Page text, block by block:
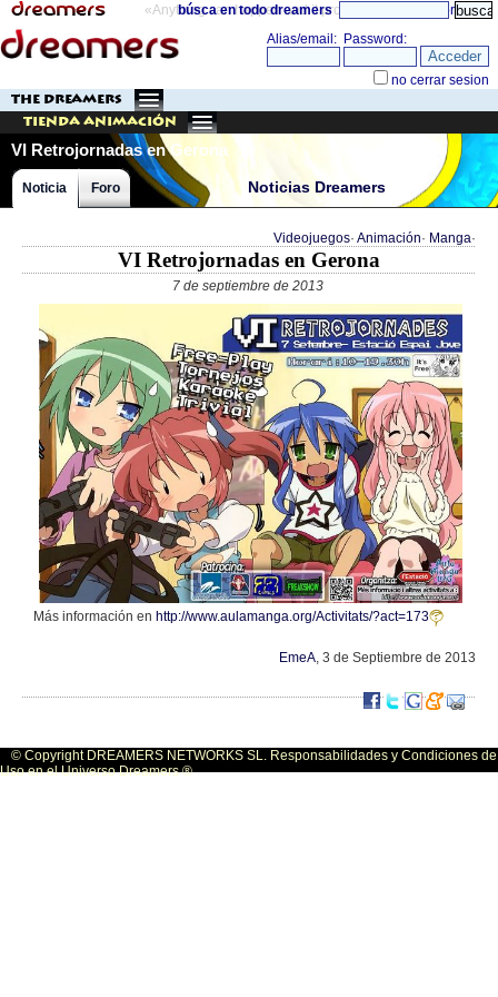
«Anything can happen and it probably will» directorio
búsca en todo dreamers
THE DREAMERS
Tienda Animación
VI Retrojornadas en Gerona
Noticias Dreamers
Noticia Foro
Videojuegos· Animación· Manga·
VI Retrojornadas en Gerona
7 de septiembre de 2013
Más información en http://www.aulamanga.org/Activitats/?act=173
EmeA, 3 de Septiembre de 2013
© Copyright DREAMERS NETWORKS SL. Responsabilidades y Condiciones de
Uso en el Universo Dreamers ®